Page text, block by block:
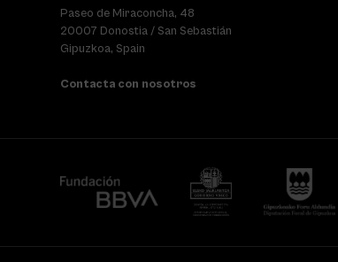
Paseo de Miraconcha, 48
20007 Donostia / San Sebastián
Gipuzkoa, Spain
Contacta con nosotros